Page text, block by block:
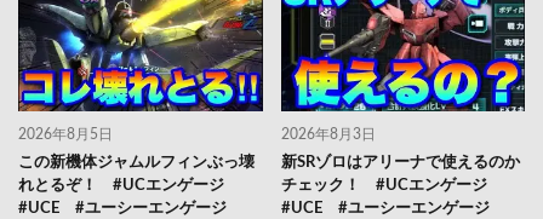
2026年8月5日
この新機体ジャムルフィンぶっ壊
れとるぞ！ #UCエンゲージ
#UCE #ユーシーエンゲージ
2026年8月3日
新SRゾロはアリーナで使えるのか
チェック！ #UCエンゲージ
#UCE #ユーシーエンゲージ